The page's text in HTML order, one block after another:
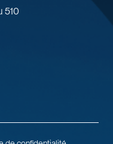
510